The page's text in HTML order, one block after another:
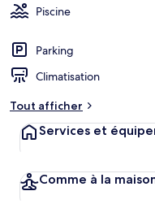
Piscine
Parking
Climatisation
Tout afficher
Services et
Comme à la